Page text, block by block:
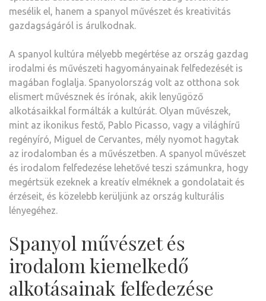
mesélik el, hanem a spanyol művészet és kreativitás
gazdagságáról is árulkodnak.
A spanyol kultúra mélyebb megértése az ország gazdag
irodalmi és művészeti hagyományainak felfedezését is
magában foglalja. Spanyolország volt az otthona sok
elismert művésznek és írónak, akik lenyűgöző
alkotásaikkal formálták a kultúrát. Olyan művészek,
mint az ikonikus festő, Pablo Picasso, vagy a világhírű
regényíró, Miguel de Cervantes, mély nyomot hagytak
az irodalomban és a művészetben. A spanyol művészet
és irodalom felfedezése lehetővé teszi számunkra, hogy
megértsük ezeknek a kreatív elméknek a gondolatait és
érzéseit, és közelebb kerüljünk az ország kulturális
lényegéhez.
Spanyol művészet és
irodalom kiemelkedő
alkotásainak felfedezése